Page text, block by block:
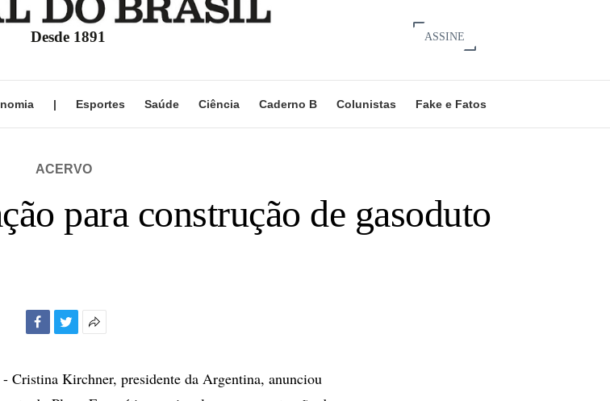
Desde 1891 ASSINE
| Esportes Saúde Ciência Caderno B Colunistas Fake e Fatos
ACERVO
para construção de gasoduto
compartilhamento
Cristina Kirchner, presidente da Argentina, anunciou